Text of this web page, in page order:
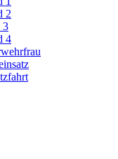
2
3
4